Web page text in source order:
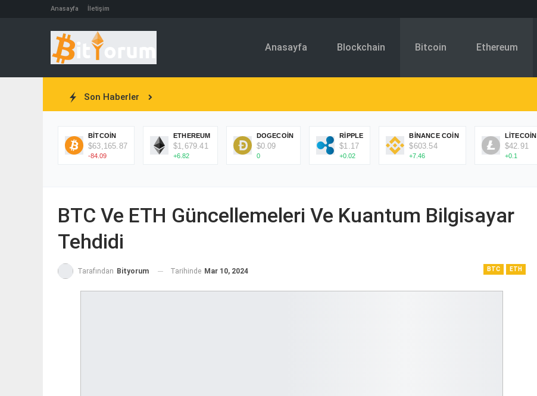
Anasayfa İletişim
Anasayfa Blockchain Bitcoin Ethereum
Son Haberler
BITCOIN
$63,165.87
-84.09
ETHEREUM
$1,679.41
+6.82
DOGECOIN
$0.09
0
RIPPLE
$1.17
+0.02
BINANCE COIN
$603.54
+7.46
LITECOIN
$42.91
+0.1
BTC Ve ETH Güncellemeleri Ve Kuantum Bilgisayar
Tehdidi
BTC ETH
Tarafından Bityorum Tarihinde Mar 10, 2024